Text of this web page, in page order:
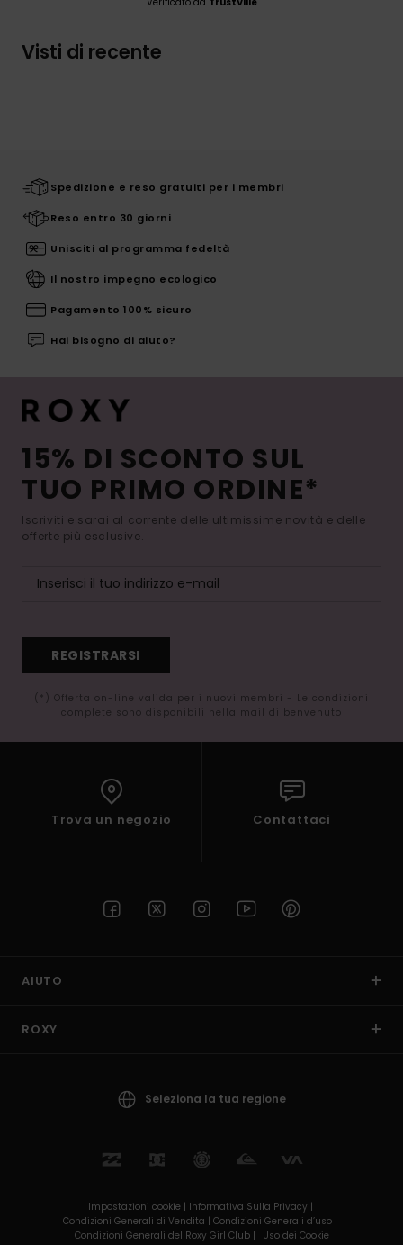
Visti di recente
Spedizione e reso gratuiti per i membri
Reso entro 30 giorni
Unisciti al programma fedeltà
Il nostro impegno ecologico
Pagamento 100% sicuro
Hai bisogno di aiuto?
15% DI SCONTO SUL
TUO PRIMO ORDINE*
Iscriviti e sarai al corrente delle ultimissime novità e delle
offerte più esclusive.
REGISTRARSI
(*) Offerta on-line valida per i nuovi membri - Le condizioni
complete sono disponibili nella mail di benvenuto
Trova un negozio Contattaci
AIUTO
ROXY
Seleziona la tua regione
Impostazioni cookie | Informativa Sulla Privacy |
Condizioni Generali di Vendita | Condizioni Generali d’uso |
Condizioni Generali del Roxy Girl Club |
Uso dei Cookie